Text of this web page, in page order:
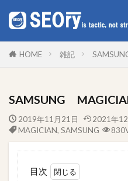
HOME 雑記
SAMSUNG
2019年11月21日 2021年
MAGICIAN, SAMSUNG
目次
タグ
プラグイン